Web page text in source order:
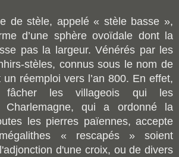
de stèle, appelé « stèle basse »,
d’une sphère ovoïdale dont la
pas la largeur. Vénérés par les
stèles, connus sous le nom de
un réemploi vers l’an 800. En effet,
les villageois qui les
qui a ordonné la
les pierres païennes, accepte
« rescapés » soient
d'une croix, ou de divers